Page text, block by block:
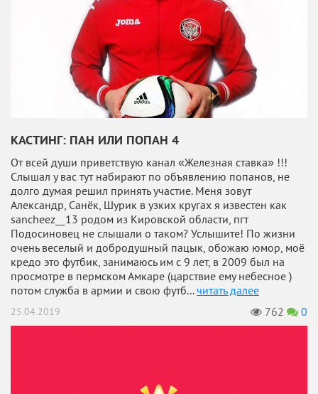
КАСТИНГ: ПАН ИЛИ ПОПАН 4
От всей души приветствую канал «Железная ставка» !!!
Слышал у вас тут набирают по объявлению попанов, не
долго думая решил принять участие. Меня зовут
Александр, Санёк, Шурик в узких кругах я известен как
sancheez__13 родом из Кировской области, пгт
Подосиновец не слышали о таком? Услышите! По жизни
очень веселый и добродушный пацык, обожаю юмор, моё
кредо это футбик, занимаюсь им с 9 лет, в 2009 был на
просмотре в пермском Амкаре (царствие ему небесное )
потом служба в армии и свою футб...читать далее
25.04.2019 762 0